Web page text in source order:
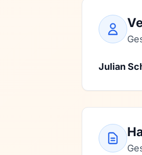
Julian